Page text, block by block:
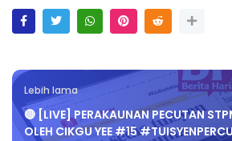
Lebih lama
🔴 [LIVE] PERAKAUNAN PECUTAN
OLEH CIKGU YEE #15